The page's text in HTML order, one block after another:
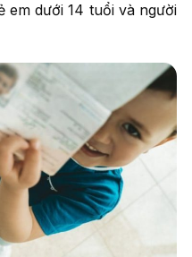
dưới 14 tuổi và người